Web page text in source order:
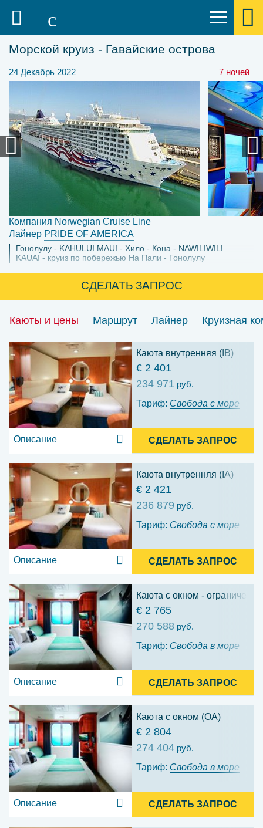
Морской круиз - Гавайские острова
24 Декабрь 2022 7 ночей
Компания Norwegian Cruise Line
Лайнер PRIDE OF AMERICA
Гонолулу KAHULUI MAUI Хило Кона
NAWILIWILI
KAUAI
круиз по побережью На Пали Гонолулу
СДЕЛАТЬ ЗАПРОС
Каюты и цены Маршрут Лайнер Круизная
Каюта внутренняя (IB)
€ 2 401
234 971 руб.
Тариф: Свобода с море
Описание СДЕЛАТЬ ЗАПРОС
Каюта внутренняя (IA)
€ 2 421
236 879 руб.
Тариф: Свобода с море
Описание СДЕЛАТЬ ЗАПРОС
Каюта с окном -
€ 2 765
270 588 руб.
Тариф: Свобода в море
Описание СДЕЛАТЬ ЗАПРОС
Каюта с окном (OA)
€ 2 804
274 404 руб.
Тариф: Свобода в море
Описание СДЕЛАТЬ ЗАПРОС